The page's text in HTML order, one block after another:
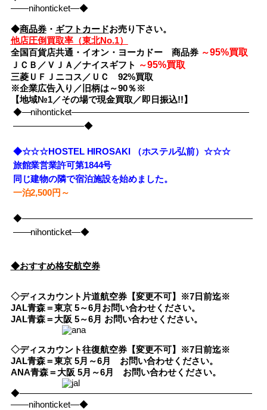
――nihonticket―◆
◆商品券・ ギフトカードお売り下さい。
他店圧倒買取率（東北No.1）
全国百貨店共通・イオン・ヨーカドー 商品券～95%買取
ＪＣＢ／ＶＪＡ／ナイスギフト ～95%買取
三菱ＵＦＪニコス／ＵＣ 92%買取
※企業広告入り／旧柄は～90％※
【地域№1／その場で現金買取／即日振込!!】
◆―nihonticket――――――――――――――――――――
――――――――◆
◆☆☆☆HOSTEL HIROSAKI （ホステル弘前）☆☆☆
旅館業営業許可第1844号
同じ建物の隣で宿泊施設を始めました。
一泊2,500円～
◆――――――――――――――――――――――――――
――nihonticket―◆
◆おすすめ格安航空券
◇ディスカウント片道航空券【変更不可】※7日前迄※
JAL青森＝東京 5～6月お問い合わせください。
JAL青森＝大阪 5～6月 お問い合わせください。
◇ディスカウント往復航空券【変更不可】※7日前迄※
JAL青森＝東京 5月～6月 お問い合わせください。
ANA青森＝大阪 5月～6月 お問い合わせください。
◆――――――――――――――――――――――――――
――nihonticket―◆